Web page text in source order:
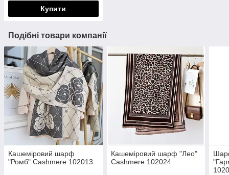
Купити
Подібні товари компанії
Кашеміровий шарф
"Ромб" Cashmere 102013
Кашеміровий шарф "Лео"
Cashmere 102024